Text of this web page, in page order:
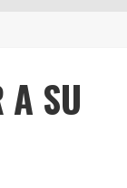
A SU